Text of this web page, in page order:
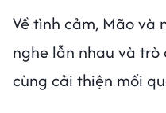
Về tình cảm, Mão
nghe lẫn nhau và
cùng cải thiện mối